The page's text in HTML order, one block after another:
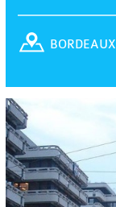
BORDEAUX